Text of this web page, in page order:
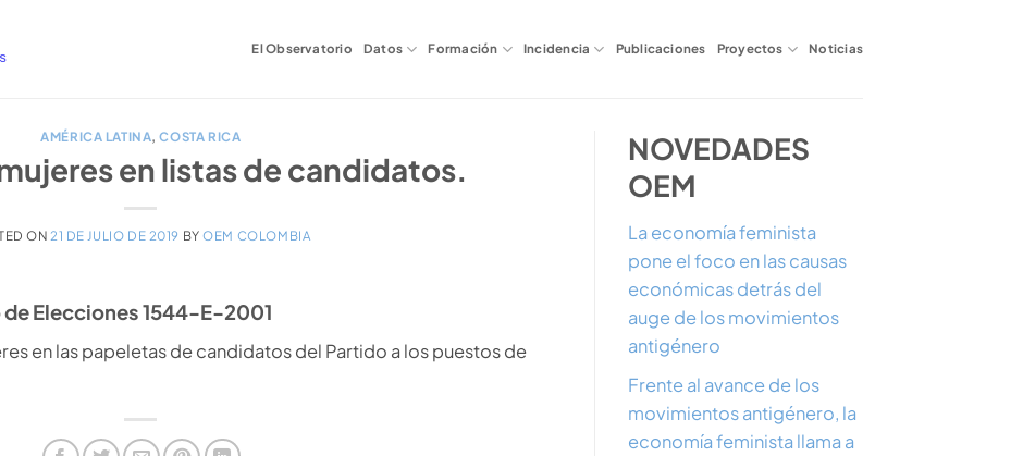
El Observatorio Datos Formación Incidencia Publicaciones Proyectos Noticias
AMÉRICA LATINA,COSTA RICA
en listas de candidatos.
ON21 DE JULIO DE 2019 BYOEM COLOMBIA
Elecciones 1544-E-2001
en las papeletas de candidatos del Partido a los puestos de
NOVEDADES
OEM
La economía feminista
pone el foco en las causas
económicas detrás del
auge de los movimientos
antigénero
Frente al avance de los
movimientos antigénero, la
economía feminista llama a